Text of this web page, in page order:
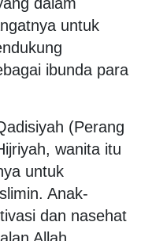
untuk
ibunda para
(Perang
wanita itu
untuk
Anak-
dan nasehat